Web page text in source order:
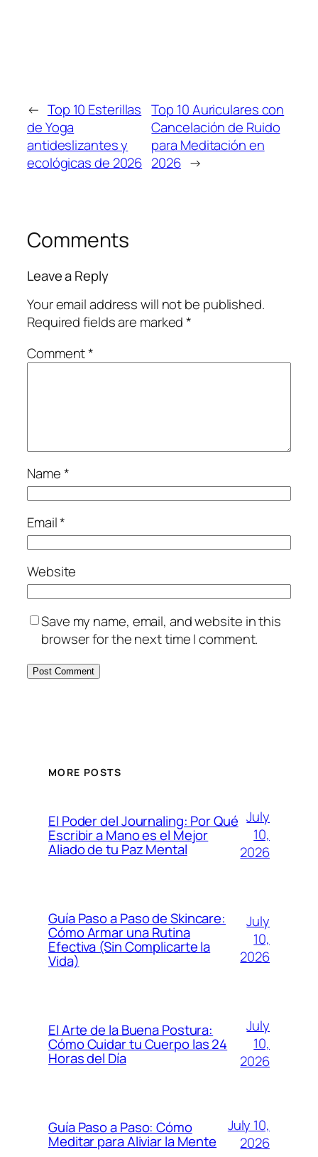
← Top 10 Esterillas
de Yoga
antideslizantes y
ecológicas de 2026
Top 10 Auriculares con
Cancelación de Ruido
para Meditación en
2026 →
Comments
Leave a Reply
Your email address will not be published.
Required fields are marked*
Comment*
Name*
Email*
Website
Save my name, email, and website in this
browser for the next time I comment.
MORE POSTS
El Poder del Journaling: Por Qué
Escribir a Mano es el Mejor
Aliado de tu Paz Mental
July
10,
2026
Guía Paso a Paso de Skincare:
Cómo Armar una Rutina
Efectiva (Sin Complicarte la
Vida)
July
10,
2026
El Arte de la Buena Postura:
Cómo Cuidar tu Cuerpo las 24
Horas del Día
July
10,
2026
Guía Paso a Paso: Cómo
Meditar para Aliviar la Mente
July 10,
2026